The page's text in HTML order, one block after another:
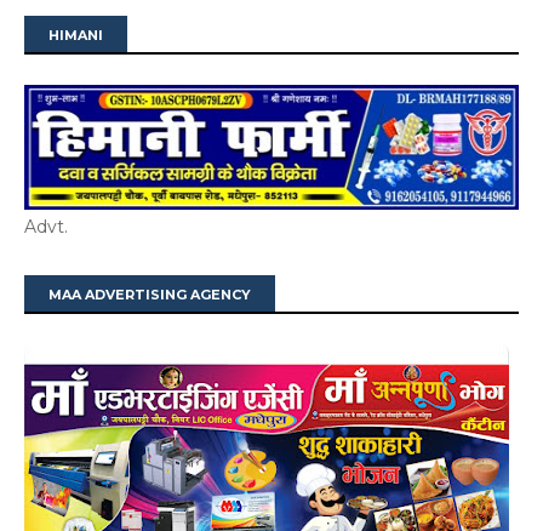
HIMANI
Advt.
MAA ADVERTISING AGENCY